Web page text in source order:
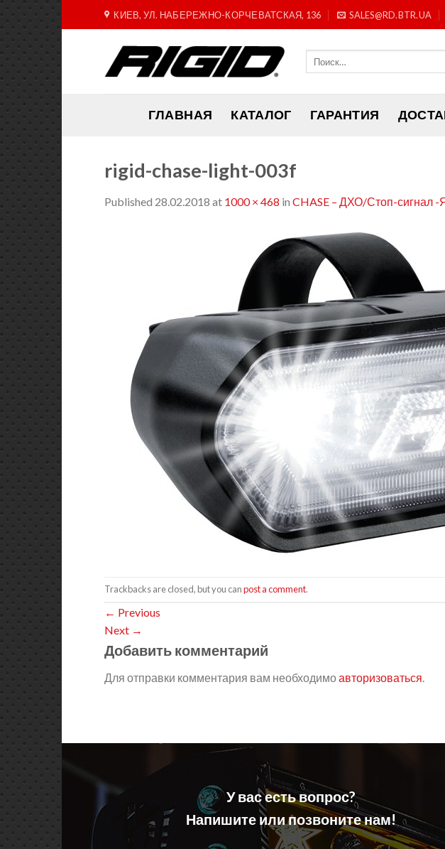
to
КИЕВ, УЛ. НАБЕРЕЖНО-КОРЧЕВАТСКАЯ, 136 SALES@RD.BTR.UA
ГЛАВНАЯ КАТАЛОГ ГАРАНТИЯ
rigid-chase-light-003f
Published 28.02.2018 at 1000 × 468 in CHASE – ДХО/Стоп-сигнал -
Trackbacks are closed, but you canpost a comment.
← Previous
Next →
Добавить комментарий
Для отправки комментария вам необходимоавторизоваться
У вас есть вопрос?
Напишите или позвоните нам!